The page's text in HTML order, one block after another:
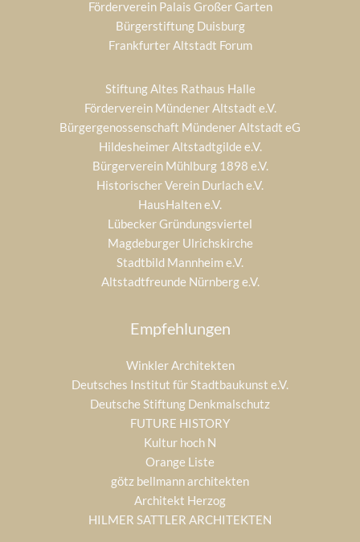
Förderverein Palais Großer Garten
Bürgerstiftung Duisburg
Frankfurter Altstadt Forum
Stiftung Altes Rathaus Halle
Förderverein Mündener Altstadt e.V.
Bürgergenossenschaft Mündener Altstadt eG
Hildesheimer Altstadtgilde e.V.
Bürgerverein Mühlburg 1898 e.V.
Historischer Verein Durlach e.V.
HausHalten e.V.
Lübecker Gründungsviertel
Magdeburger Ulrichskirche
Stadtbild Mannheim e.V.
Altstadtfreunde Nürnberg e.V.
Empfehlungen
Winkler Architekten
Deutsches Institut für Stadtbaukunst e.V.
Deutsche Stiftung Denkmalschutz
FUTURE HISTORY
Kultur hoch N
Orange Liste
götz bellmann architekten
Architekt Herzog
HILMER SATTLER ARCHITEKTEN